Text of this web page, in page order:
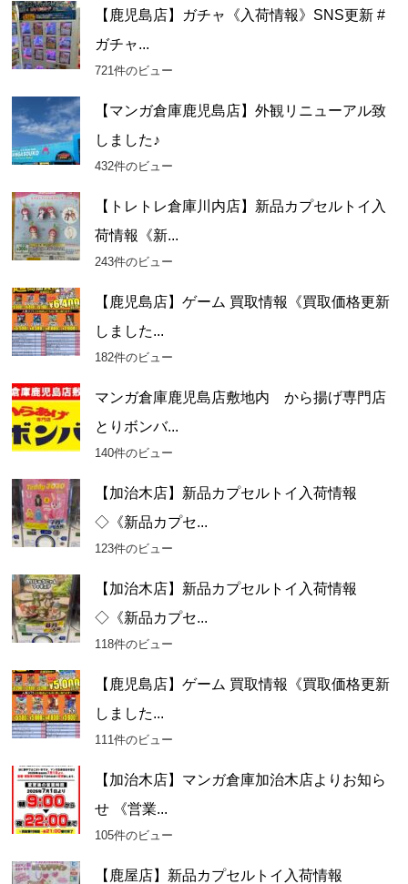
カ
イ
ブ
【鹿児島店】ガチャ《入荷情報》SNS更新 #
ガチャ...
721件のビュー
【マンガ倉庫鹿児島店】外観リニューアル致
しました♪
432件のビュー
【トレトレ倉庫川内店】新品カプセルトイ入
荷情報《新...
243件のビュー
【鹿児島店】ゲーム 買取情報《買取価格更新
しました...
182件のビュー
マンガ倉庫鹿児島店敷地内 から揚げ専門店
とりボンバ...
140件のビュー
【加治木店】新品カプセルトイ入荷情報
◇《新品カプセ...
123件のビュー
【加治木店】新品カプセルトイ入荷情報
◇《新品カプセ...
118件のビュー
【鹿児島店】ゲーム 買取情報《買取価格更新
しました...
111件のビュー
【加治木店】マンガ倉庫加治木店よりお知ら
せ 《営業...
105件のビュー
【鹿屋店】新品カプセルトイ入荷情報